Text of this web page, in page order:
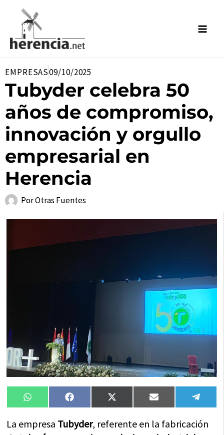
contenido
EMPRESAS09/10/2025
Tubyder celebra 50
años de compromiso,
innovación y orgullo
empresarial en
Herencia
PorOtras Fuentes
Compartir
en
WhatsAppCompartir
en
FacebookCompartir
en
X
(Twitter)
Compartir
en
Email
en
La empresa Tubyder, referente en la fabricación